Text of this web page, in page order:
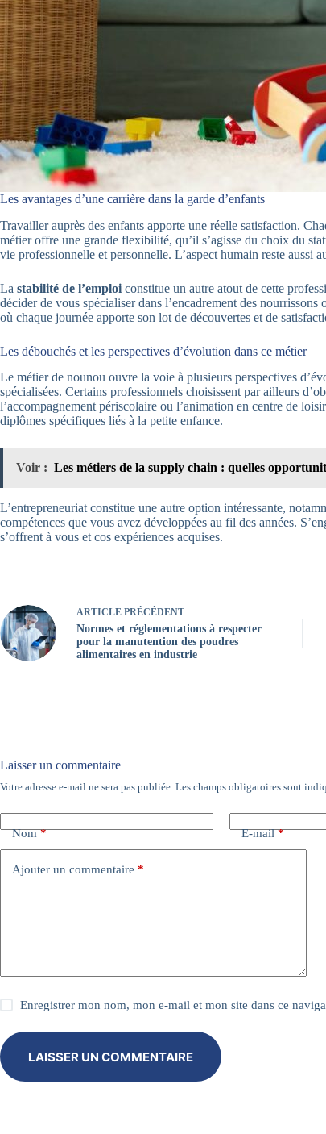
Les avantages d’une carrière dans la garde d’enfants
Travailler auprès des enfants apporte une réelle satisfaction.
métier offre une grande flexibilité, qu’il s’agisse du choix du
vie professionnelle et personnelle. L’aspect humain reste
La stabilité de l’emploi constitue un autre atout de cette
décider de vous spécialiser dans l’encadrement des
où chaque journée apporte son lot de découvertes et de
Les débouchés et les perspectives d’évolution dans ce métier
Le métier de nounou ouvre la voie à plusieurs perspectives
spécialisées. Certains professionnels choisissent par ailleurs
l’accompagnement périscolaire ou l’animation en centre de
diplômes spécifiques liés à la petite enfance.
Voir : Les métiers de la supply chain : quelles
L’entrepreneuriat constitue une autre option intéressante,
compétences que vous avez développées au fil des années.
s’offrent à vous et cos expériences acquises.
ARTICLE PRÉCÉDENT
Normes et réglementations à respecter
pour la manutention des poudres
alimentaires en industrie
Laisser un commentaire
Votre adresse e-mail ne sera pas publiée. Les champs obligatoires sont
Nom* E-mail*
Ajouter un commentaire *
Enregistrer mon nom, mon e-mail et mon site dans ce
LAISSER UN COMMENTAIRE
A
t
e
r